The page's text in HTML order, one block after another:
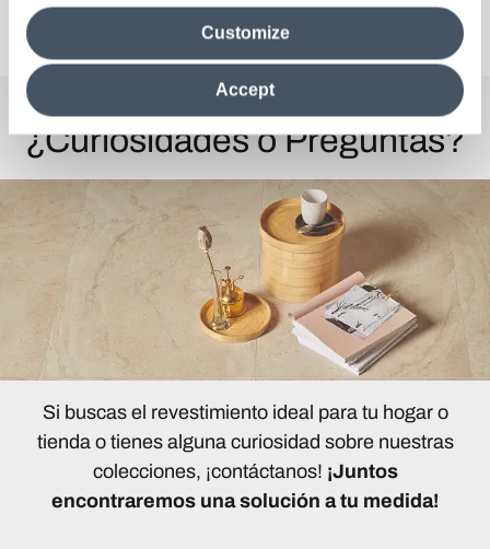
media analytics partners, who may combine itwith other
information in their possession. By closing this banner,
clicking on "Reject", it will be possible tocontinue browsing
the site after installing only technical cookies. For more
information see the
Cookie Policy
Accept
Customize
¿Curiosidades o Preguntas?
Si buscas el revestimiento ideal para tu hogar o
tienda o tienes alguna curiosidad sobre nuestras
colecciones, ¡contáctanos! ¡Juntos
encontraremos una solución a tu medida!